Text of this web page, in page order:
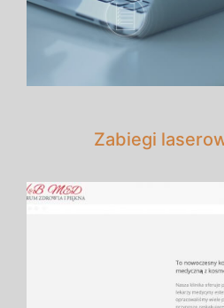
Zabiegi